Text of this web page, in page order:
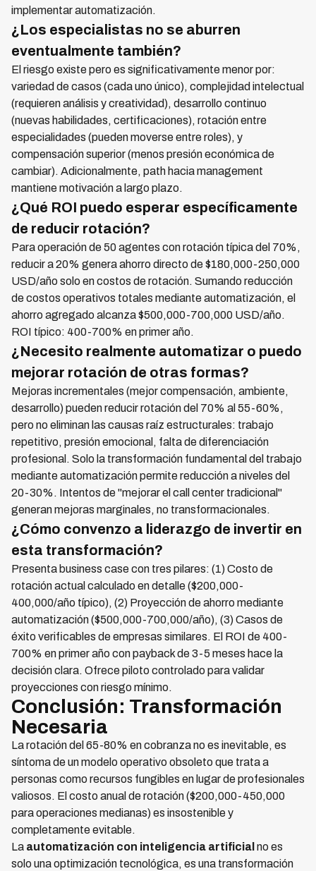
implementar automatización.
¿Los especialistas no se aburren
eventualmente también?
El riesgo existe pero es significativamente menor por:
variedad de casos (cada uno único), complejidad intelectual
(requieren análisis y creatividad), desarrollo continuo
(nuevas habilidades, certificaciones), rotación entre
especialidades (pueden moverse entre roles), y
compensación superior (menos presión económica de
cambiar). Adicionalmente, path hacia management
mantiene motivación a largo plazo.
¿Qué ROI puedo esperar específicamente
de reducir rotación?
Para operación de 50 agentes con rotación típica del 70%,
reducir a 20% genera ahorro directo de $180,000-250,000
USD/año solo en costos de rotación. Sumando reducción
de costos operativos totales mediante automatización, el
ahorro agregado alcanza $500,000-700,000 USD/año.
ROI típico: 400-700% en primer año.
¿Necesito realmente automatizar o puedo
mejorar rotación de otras formas?
Mejoras incrementales (mejor compensación, ambiente,
desarrollo) pueden reducir rotación del 70% al 55-60%,
pero no eliminan las causas raíz estructurales: trabajo
repetitivo, presión emocional, falta de diferenciación
profesional. Solo la transformación fundamental del trabajo
mediante automatización permite reducción a niveles del
20-30%. Intentos de "mejorar el call center tradicional"
generan mejoras marginales, no transformacionales.
¿Cómo convenzo a liderazgo de invertir en
esta transformación?
Presenta business case con tres pilares: (1) Costo de
rotación actual calculado en detalle ($200,000-
400,000/año típico), (2) Proyección de ahorro mediante
automatización ($500,000-700,000/año), (3) Casos de
éxito verificables de empresas similares. El ROI de 400-
700% en primer año con payback de 3-5 meses hace la
decisión clara. Ofrece piloto controlado para validar
proyecciones con riesgo mínimo.
Conclusión: Transformación
Necesaria
La rotación del 65-80% en cobranza no es inevitable, es
síntoma de un modelo operativo obsoleto que trata a
personas como recursos fungibles en lugar de profesionales
valiosos. El costo anual de rotación ($200,000-450,000
para operaciones medianas) es insostenible y
completamente evitable.
La automatización con inteligencia artificial no es
solo una optimización tecnológica, es una transformación